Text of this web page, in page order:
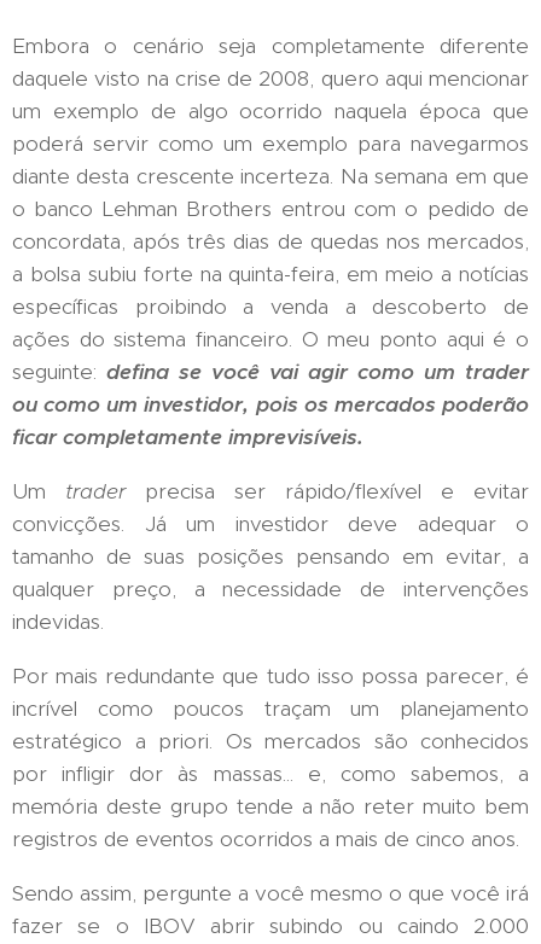
Embora o cenário seja completamente diferente
daquele visto na crise de 2008, quero aqui mencionar
um exemplo de algo ocorrido naquela época que
poderá servir como um exemplo para navegarmos
diante desta crescente incerteza. Na semana em que
o banco Lehman Brothers entrou com o pedido de
concordata, após três dias de quedas nos mercados,
a bolsa subiu forte na quinta-feira, em meio a notícias
específicas proibindo a venda a descoberto de
ações do sistema financeiro. O meu ponto aqui é o
seguinte: defina se você vai agir como um trader
ou como um investidor, pois os mercados poderão
ficar completamente imprevisíveis.
Um traderprecisa ser rápido/flexível e evitar
convicções. Já um investidor deve adequar o
tamanho de suas posições pensando em evitar, a
qualquer preço, a necessidade de intervenções
indevidas.
Por mais redundante que tudo isso possa parecer, é
incrível como poucos traçam um planejamento
estratégico a priori. Os mercados são conhecidos
por infligir dor às massas... e, como sabemos, a
memória deste grupo tende a não reter muito bem
registros de eventos ocorridos a mais de cinco anos.
Sendo assim, pergunte a você mesmo o que você irá
fazer se o IBOV abrir subindo ou caindo 2.000